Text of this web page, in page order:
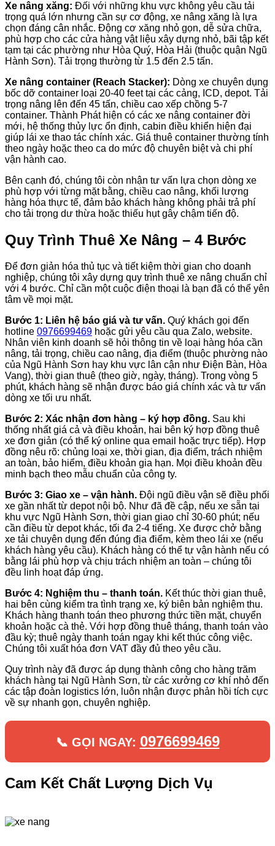
Xe nâng xăng: Đối với những khu vực không yêu cầu tải
trọng quá lớn nhưng cần sự cơ động, xe nâng xăng là lựa
chọn đáng cân nhắc. Động cơ xăng nhỏ gọn, dễ sửa chữa,
phù hợp cho các cửa hàng vật liệu xây dựng nhỏ, bãi tập kết
tạm tại các phường như Hòa Quý, Hòa Hải (thuộc quận Ngũ
Hành Sơn). Tải trọng thường từ 1.5 đến 2.5 tấn.
Xe nâng container (Reach Stacker): Dòng xe chuyên dụng
bốc dỡ container loại 20-40 feet tại các cảng, ICD, depot. Tải
trọng nâng lên đến 45 tấn, chiều cao xếp chồng 5-7
container. Thành Phát hiện có các xe nâng container đời
mới, hệ thống thủy lực ổn định, cabin điều khiển hiện đại
giúp lái xe thao tác chính xác. Giá thuê container thường tính
theo ngày hoặc theo ca do mức độ chuyên biệt và chi phí
vận hành cao.
Bên cạnh đó, chúng tôi còn nhận tư vấn lựa chọn dòng xe
phù hợp với từng mặt bằng, chiều cao nâng, khối lượng
hàng hóa thực tế, đảm bảo khách hàng không phải trả phí
cho tải trọng dư thừa hoặc thiếu hụt gây chậm tiến độ.
Quy Trình Thuê Xe Nâng – 4 Bước
Để đơn giản hóa thủ tục và tiết kiệm thời gian cho doanh
nghiệp, chúng tôi xây dựng quy trình thuê xe nâng chuẩn chỉ
với 4 bước. Chỉ cần một cuộc điện thoại là bạn đã có thể yên
tâm về mọi mặt.
Bước 1: Liên hệ báo giá và tư vấn. Quý khách gọi đến
hotline 0976699469 hoặc gửi yêu cầu qua Zalo, website.
Nhân viên kinh doanh sẽ hỏi thông tin về loại hàng hóa cần
nâng, tải trọng, chiều cao nâng, địa điểm (thuộc phường nào
của Ngũ Hành Sơn hay khu vực lân cận như Điện Bàn, Hòa
Vang), thời gian thuê (theo giờ, ngày, tháng). Trong vòng 5
phút, khách hàng sẽ nhận được báo giá chính xác và tư vấn
dòng xe tối ưu nhất.
Bước 2: Xác nhận đơn hàng – ký hợp đồng. Sau khi
thống nhất giá cả và điều khoản, hai bên ký hợp đồng thuê
xe đơn giản (có thể ký online qua email hoặc trực tiếp). Hợp
đồng nêu rõ: chủng loại xe, thời gian, địa điểm, trách nhiệm
an toàn, bảo hiểm, điều khoản gia hạn. Mọi điều khoản đều
minh bạch theo mẫu chuẩn của công ty.
Bước 3: Giao xe – vận hành. Đội ngũ điều vận sẽ điều phối
xe gần nhất từ depot nội bộ. Như đã đề cập, nếu xe sẵn tại
khu vực Ngũ Hành Sơn, thời gian giao chỉ 30-60 phút; nếu
cần điều từ depot khác, tối đa 2-4 tiếng. Xe được chở bằng
xe tải chuyên dụng đến đúng địa điểm, kèm theo lái xe (nếu
khách hàng yêu cầu). Khách hàng có thể tự vận hành nếu có
bằng lái phù hợp và chịu trách nhiệm an toàn – chúng tôi
đều linh hoạt đáp ứng.
Bước 4: Nghiệm thu – thanh toán. Kết thúc thời gian thuê,
hai bên cùng kiểm tra tình trạng xe, ký biên bản nghiệm thu.
Khách hàng thanh toán theo phương thức tiền mặt, chuyển
khoản hoặc cà thẻ. Với hợp đồng thuê tháng, thanh toán vào
đầu kỳ; thuê ngày thanh toán ngay khi kết thúc công việc.
Chúng tôi xuất hóa đơn VAT đầy đủ theo yêu cầu.
Quy trình này đã được áp dụng thành công cho hàng trăm
khách hàng tại Ngũ Hành Sơn, từ các xưởng cơ khí nhỏ đến
các tập đoàn logistics lớn, luôn nhận được phản hồi tích cực
về sự nhanh gọn, chuyên nghiệp.
📞 GỌI NGAY: 0976699469
Cam Kết Chất Lượng Dịch Vụ